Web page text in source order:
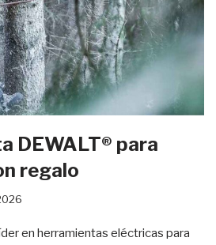
DEWALT® para
regalo
en herramientas eléctricas para